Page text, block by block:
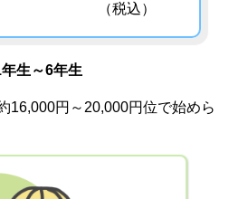
（税込）
生～6年生
16,000円～20,000円位で始めら